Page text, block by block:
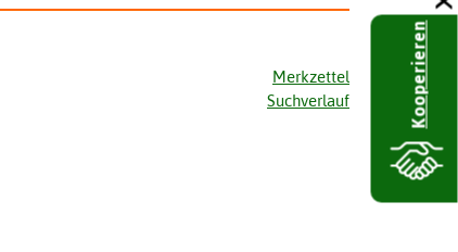
Merkzettel
Suchverlauf
Kooperieren